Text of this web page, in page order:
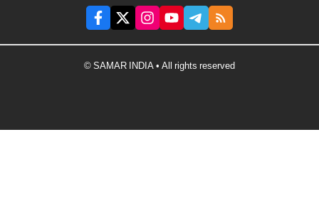
© SAMAR INDIA • All rights reserved